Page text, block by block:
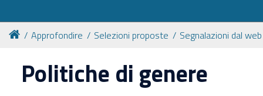
Collezioni
Per approfondire
Approfondire Selezioni proposte Segnalazioni dal web
Politiche di genere